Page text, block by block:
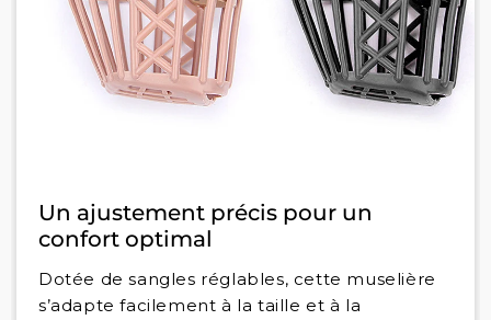
Un ajustement précis pour un
confort optimal
Dotée de sangles réglables, cette muselière
s’adapte facilement à la taille et à la